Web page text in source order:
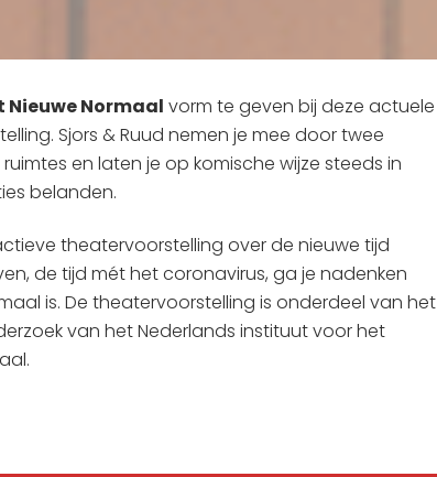
Nieuwe Normaal vorm te geven bij deze actuele
Sjors & Ruud nemen je mee door twee
en laten je op komische wijze steeds in
belanden.
theatervoorstelling over de nieuwe tijd
de tijd mét het coronavirus, ga je nadenken
is. De theatervoorstelling is onderdeel van het
van het Nederlands instituut voor het